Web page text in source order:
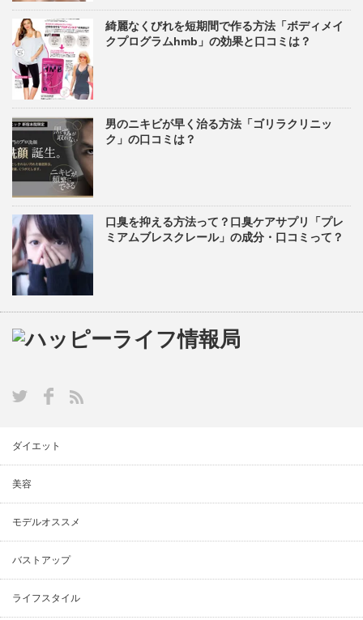
綺麗なくびれを短期間で作る方法「ボディメイ
クプログラムhmb」の効果と口コミは？
男のニキビが早く治る方法「ゴリラクリニッ
ク」の口コミは？
口臭を抑える方法って？口臭ケアサプリ「プレ
ミアムブレスクレール」の成分・口コミって？
ダイエット
美容
モデルオススメ
バストアップ
ライフスタイル